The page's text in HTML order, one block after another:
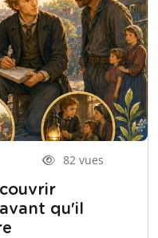
82 vues
qu'il